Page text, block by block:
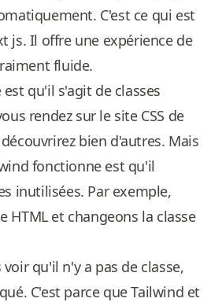
C'est ce qui est
js. Il offre une expérience de
fluide.
qu'il s'agit de classes
rendez sur le site CSS de
bien d'autres. Mais
fonctionne est qu'il
inutilisées. Par exemple,
HTML et changeons la classe
qu'il n'y a pas de classe,
C'est parce que Tailwind et